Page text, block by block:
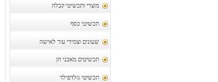
מוצרי ותכשיטי קבלה
תכשיטי כסף
שעונים וצמידי עור לאישה
תכשיטים מאבני חן
תכשיטי גולדפילד